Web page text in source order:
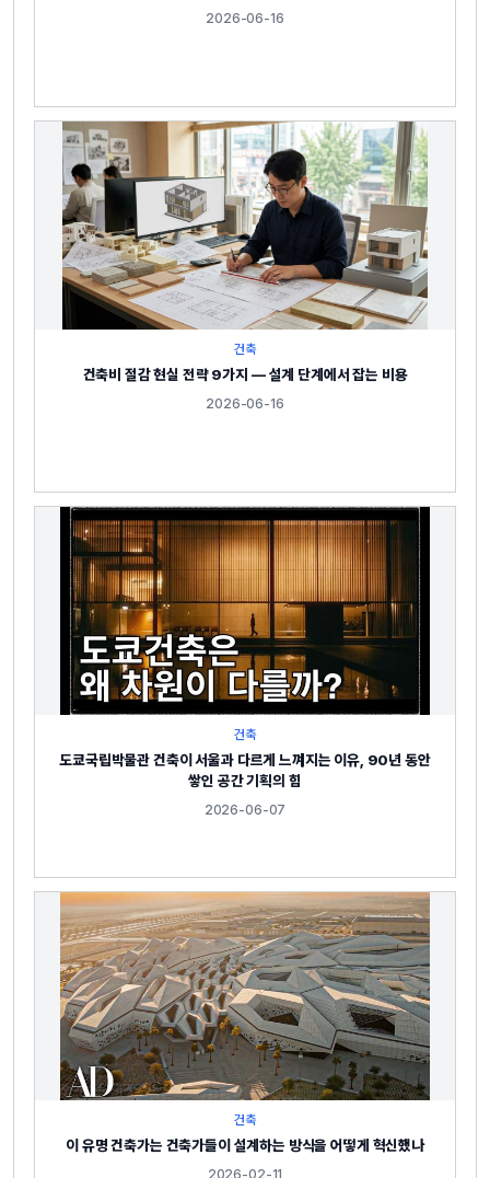
2026-06-16
건축
건축비 절감 현실 전략 9가지 — 설계 단계에서 잡는 비용
2026-06-16
건축
도쿄국립박물관 건축이 서울과 다르게 느껴지는 이유, 90년 동안
쌓인 공간 기획의 힘
2026-06-07
건축
이 유명 건축가는 건축가들이 설계하는 방식을 어떻게 혁신했나